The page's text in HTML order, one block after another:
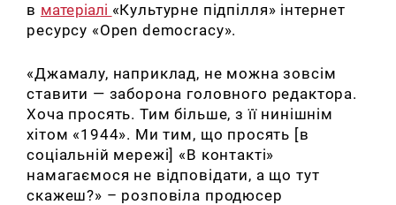
в матеріалі «Культурне підпілля» інтернет
ресурсу «Оpen democracy».
«Джамалу, наприклад, не можна зовсім
ставити — заборона головного редактора.
Хоча просять. Тим більше, з її нинішнім
хітом «1944». Ми тим, що просять [в
соціальній мережі] «В контакті»
намагаємося не відповідати, а що тут
скажеш?» – розповіла продюсер